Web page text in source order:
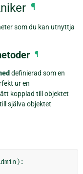
¶
som du kan utnyttja
¶
definierad som en
ur en
kopplad till objektet
själva objektet
):